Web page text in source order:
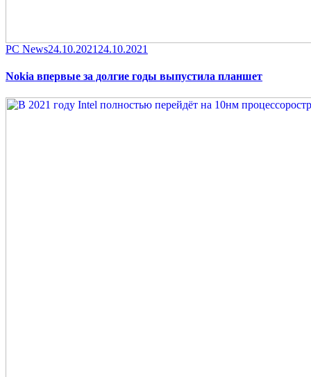
Category
PC NewsPosted
24.10.2021 24.10.2021
Nokia впервые за долгие годы выпустила планшет